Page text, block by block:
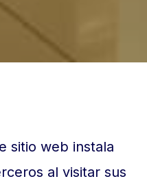
sitio web instala
al visitar sus